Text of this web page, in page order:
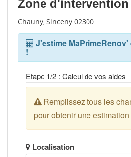
Zone d'intervention
Chauny, Sinceny 02300